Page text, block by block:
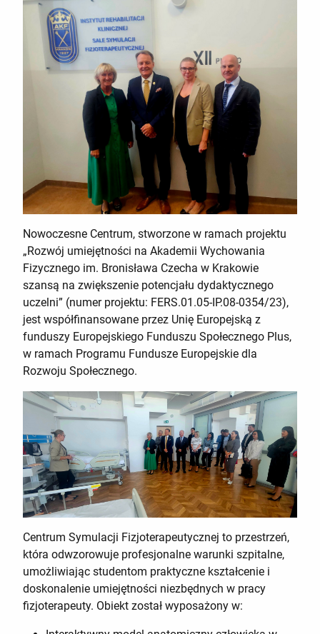
Nowoczesne Centrum, stworzone w ramach projektu
„Rozwój umiejętności na Akademii Wychowania
Fizycznego im. Bronisława Czecha w Krakowie
szansą na zwiększenie potencjału dydaktycznego
uczelni” (numer projektu: FERS.01.05-IP.08-0354/23),
jest współfinansowane przez Unię Europejską z
funduszy Europejskiego Funduszu Społecznego Plus,
w ramach Programu Fundusze Europejskie dla
Rozwoju Społecznego.
Centrum Symulacji Fizjoterapeutycznej to przestrzeń,
która odwzorowuje profesjonalne warunki szpitalne,
umożliwiając studentom praktyczne kształcenie i
doskonalenie umiejętności niezbędnych w pracy
fizjoterapeuty. Obiekt został wyposażony w: